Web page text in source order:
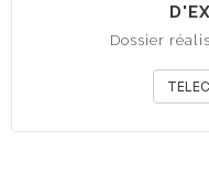
Dossier